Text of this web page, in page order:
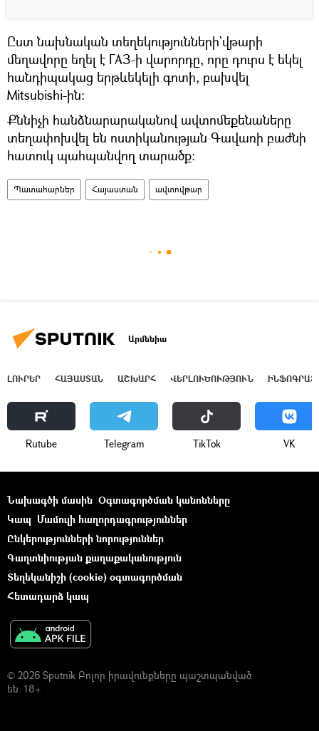
Ըստ նախնական տեղեկությունների`վթարի
մեղավորը եղել է ГАЗ-ի վարորդը, որը դուրս է եկել
հանդիպակաց երթևեկելի գոտի, բախվել
Mitsubishi-ին։
Քննիչի հանձնարարականով ավտոմեքենաները
տեղափոխվել են ոստիկանության Գավառի բաժնի
հատուկ պահպանվող տարածք։
Պատահարներ Հայաստան ավտովթար
Արմենիա
ԼՈՒՐԵՐ ՀԱՅԱՍՏԱՆ ԱՇԽԱՐՀ ՎԵՐԼՈՒԾՈՒԹՅՈՒՆ
Rutube Telegram ТikТоk VK
Նախագծի մասին Օգտագործման կանոնները
Կապ Մամուլի հաղորդագրություններ
Ընկերությունների նորություններ
Գաղտնիության քաղաքականություն
Տեղեկանիշի (cookie) օգտագործման
Հետադարձ կապ
© 2026 Sputnik Բոլոր իրավունքները պաշտպանված
են. 18+